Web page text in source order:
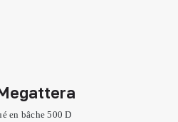
en bâche 500 D